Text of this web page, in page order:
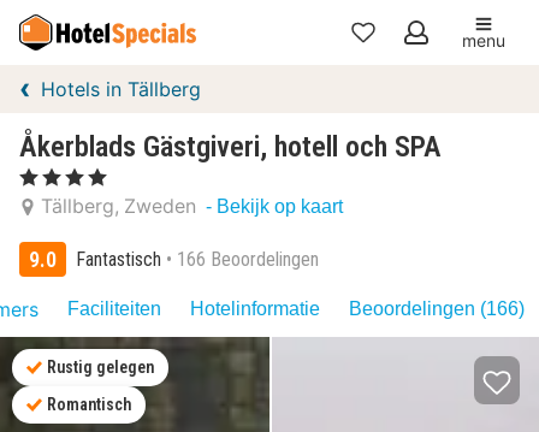
Mijn
menu
Hotels in Tällberg
Åkerblads Gästgiveri, hotell och SPA
, 4 Sterren
Tällberg Zweden - Bekijk op kaart
9.0 Fantastisch 166 Beoordelingen
Faciliteiten Hotelinformatie Beoordelingen (166)
Rustig gelegen
Romantisch